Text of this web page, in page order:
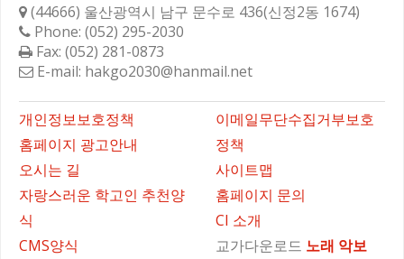
(44666) 울산광역시 남구 문수로 436(신정2동 1674)
Phone: (052) 295-2030
Fax: (052) 281-0873
E-mail: hakgo2030@hanmail.net
개인정보보호정책
홈페이지 광고안내
오시는 길
자랑스러운 학고인 추천양
식
CMS양식
이메일무단수집거부보호
정책
사이트맵
홈페이지 문의
CI 소개
교가다운로드 노래 악보